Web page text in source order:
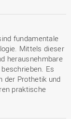
fundamentale
Mittels dieser
herausnehmbare
Es
der Prothetik und
praktische